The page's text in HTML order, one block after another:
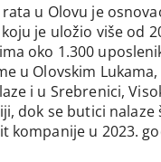
u Olovu je
koju je uložio više od
oko 1.300
u Olovskim
i u Srebrenici,
dok se butici nalaze
kompanije u 2023.